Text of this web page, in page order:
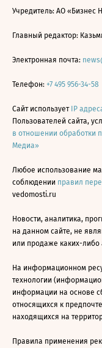
Учредитель: АО «Бизнес
Главный редактор:
Электронная почта:
Телефон: +7 495 956-34-58
Сайт использует IP
Пользователей сайта,
в отношении обработки
Медиа»
Любое использование
соблюдении правил
vedomosti.ru
Новости, аналитика,
на данном сайте, не
или продаже каких-либо
На информационном
технологии
информации на основе
относящихся к
находящихся на
Правила применения